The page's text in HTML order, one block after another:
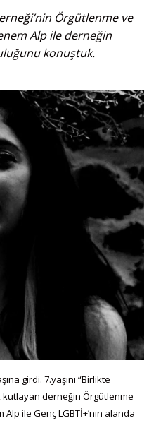
Örgütlenme ve
Alp ile derneğin
konuştuk.
girdi. 7.yaşını “Birlikte
kutlayan derneğin Örgütlenme
ile Genç LGBTİ+’nın alanda